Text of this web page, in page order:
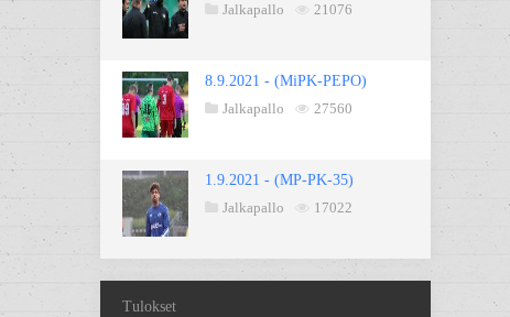
Jalkapallo
21076
8.9.2021 - (MiPK-PEPO)
Jalkapallo
27560
1.9.2021 - (MP-PK-35)
Jalkapallo
17022
Tulokset